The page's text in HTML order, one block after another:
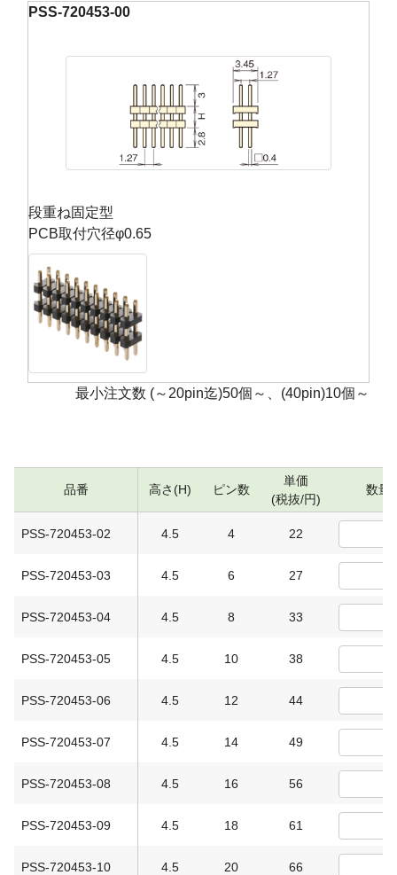
PSS-720453-00
段重ね固定型
PCB取付穴径φ0.65
最小注文数 (～20pin迄)50個～、(40pin)10個～
品番 高さ(H) ピン数
単価
(税抜/円)
数量
PSS-720453-02 4.5 4 22
PSS-720453-03 4.5 6 27
PSS-720453-04 4.5 8 33
PSS-720453-05 4.5 10 38
PSS-720453-06 4.5 12 44
PSS-720453-07 4.5 14 49
PSS-720453-08 4.5 16 56
PSS-720453-09 4.5 18 61
PSS-720453-10 4.5 20 66